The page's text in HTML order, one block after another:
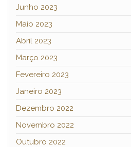
Junho 2023
Maio 2023
Abril 2023
Março 2023
Fevereiro 2023
Janeiro 2023
Dezembro 2022
Novembro 2022
Outubro 2022